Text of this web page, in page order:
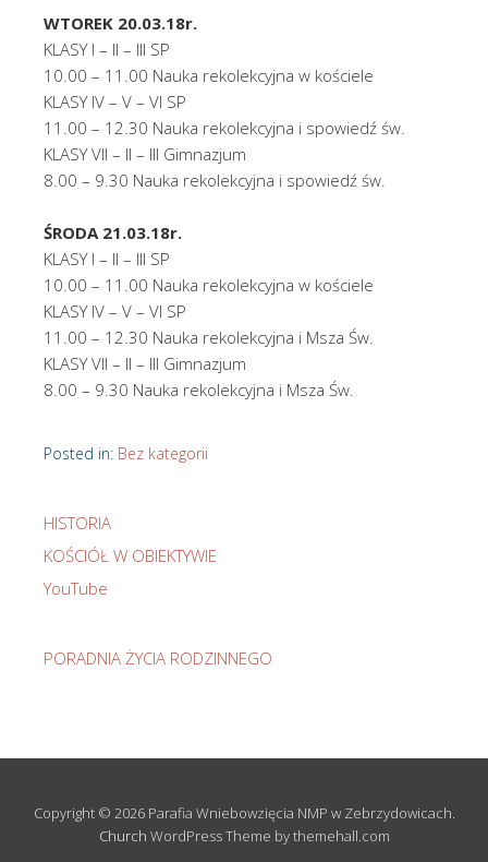
WTOREK 20.03.18r.
KLASY I – II – III SP
10.00 – 11.00 Nauka rekolekcyjna w kościele
KLASY IV – V – VI SP
11.00 – 12.30 Nauka rekolekcyjna i spowiedź św.
KLASY VII – II – III Gimnazjum
8.00 – 9.30 Nauka rekolekcyjna i spowiedź św.
ŚRODA 21.03.18r.
KLASY I – II – III SP
10.00 – 11.00 Nauka rekolekcyjna w kościele
KLASY IV – V – VI SP
11.00 – 12.30 Nauka rekolekcyjna i Msza Św.
KLASY VII – II – III Gimnazjum
8.00 – 9.30 Nauka rekolekcyjna i Msza Św.
Posted in: Bez kategorii
HISTORIA
KOŚCIÓŁ W OBIEKTYWIE
YouTube
PORADNIA ŻYCIA RODZINNEGO
Copyright © 2026 Parafia Wniebowzięcia NMP w Zebrzydowicach.
Church WordPress Theme by themehall.com